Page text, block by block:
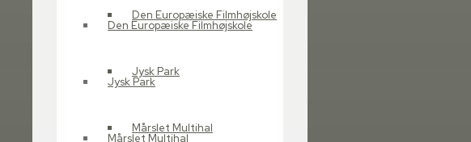
Den Europæiske Filmhøjskole
Jysk Park
Mårslet Multihal
Den Europæiske Filmhøjskole
Jysk Park
Mårslet Multihal
Åbyhøj Idrætscenter
Risskov Efterskole – Ny hal
Hjortshøj Multihus
Moesgaard Museum